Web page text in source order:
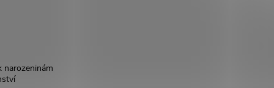
narozeninám